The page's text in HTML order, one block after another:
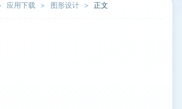
应用下载 图形设计 正文